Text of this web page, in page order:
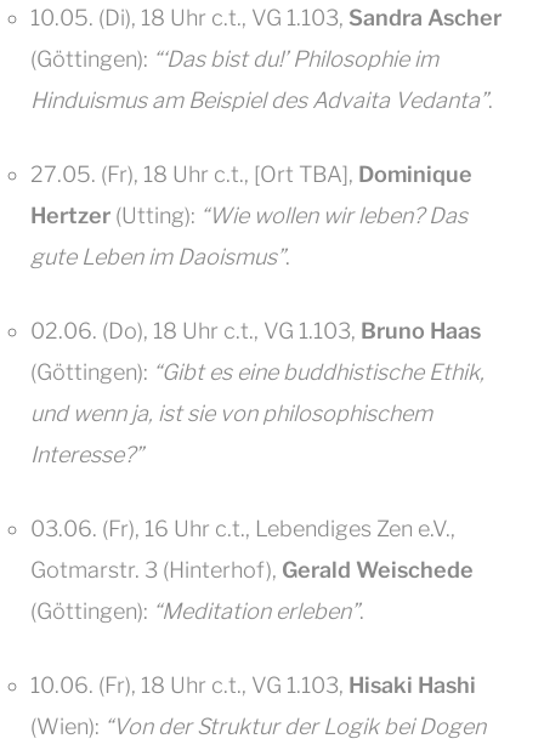
10.05. (Di), 18 Uhr c.t., VG 1.103, Sandra Ascher
(Göttingen): “‘Das bist du!’ Philosophie im
Hinduismus am Beispiel des Advaita Vedanta”.
27.05. (Fr), 18 Uhr c.t., [Ort TBA], Dominique
Hertzer (Utting): “Wie wollen wir leben? Das
gute Leben im Daoismus”.
02.06. (Do), 18 Uhr c.t., VG 1.103, Bruno Haas
(Göttingen): “Gibt es eine buddhistische Ethik,
und wenn ja, ist sie von philosophischem
Interesse?”
03.06. (Fr), 16 Uhr c.t., Lebendiges Zen e.V.,
Gotmarstr. 3 (Hinterhof), Gerald Weischede
(Göttingen): “Meditation erleben”.
10.06. (Fr), 18 Uhr c.t., VG 1.103, Hisaki Hashi
(Wien): “Von der Struktur der Logik bei Dogen